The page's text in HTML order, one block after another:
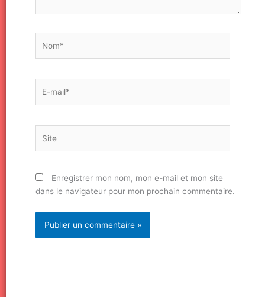
mail*
Enregistrer mon nom, mon e-mail et mon site
dans le navigateur pour mon prochain commentaire.